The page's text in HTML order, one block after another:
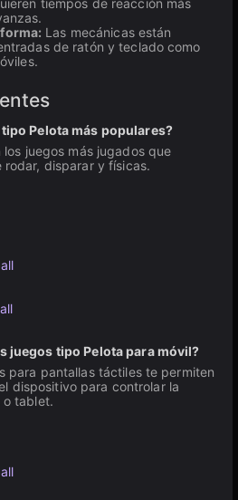
tiempos de reacción más
Las mecánicas están
de ratón y teclado como
Pelota más populares?
juegos más jugados que
rodar, disparar y físicas.
juegos tipo Pelota para móvil?
para pantallas táctiles te permiten
dispositivo para controlar la
o tablet.